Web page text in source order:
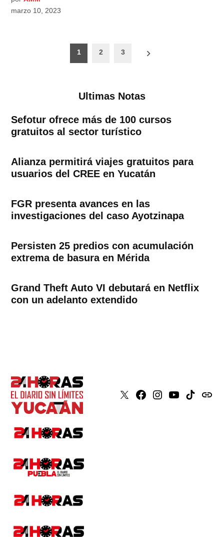
marzo 10, 2023
1 2 3
Ultimas Notas
Sefotur ofrece más de 100 cursos
gratuitos al sector turístico
Alianza permitirá viajes gratuitos para
usuarios del CREE en Yucatán
FGR presenta avances en las
investigaciones del caso Ayotzinapa
Persisten 25 predios con acumulación
extrema de basura en Mérida
Grand Theft Auto VI debutará en Netflix
con un adelanto extendido
X Faceboook
Instagram
YoutubeTiktokissuu